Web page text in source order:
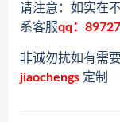
请注意：如实在
系客服qq：
非诚勿扰如有需
jiaochengs 定制